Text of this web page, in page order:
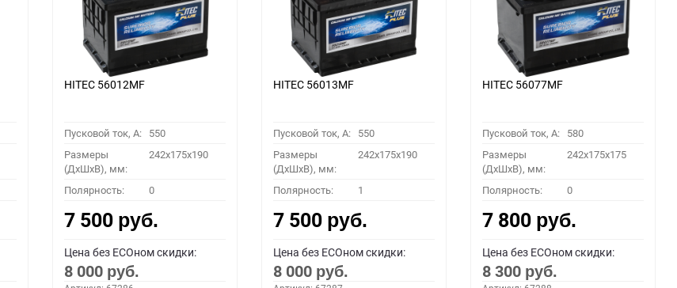
HITEC 56012MF
Пусковой ток, A: 550
Размеры
(ДхШхВ), мм:
242x175x190
Полярность: 0
7 500 руб.
Цена без ECOном скидки:
8 000 руб.
HITEC 56013MF
Пусковой ток, A: 550
Размеры
(ДхШхВ), мм:
242x175x190
Полярность: 1
7 500 руб.
Цена без ECOном скидки:
8 000 руб.
HITEC 56077MF
Пусковой ток, A: 580
Размеры
(ДхШхВ), мм:
242x175x175
Полярность: 0
7 800 руб.
Цена без ECOном скидки:
8 300 руб.